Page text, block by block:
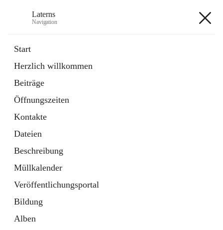
Laterns
Navigation
Start
Herzlich willkommen
Beiträge
Öffnungszeiten
Kontakte
Dateien
Beschreibung
Müllkalender
Veröffentlichungsportal
Bildung
Alben
11 Schnellzugriffe
Soziales
1 Schnellzugriff